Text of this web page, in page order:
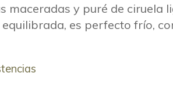
maceradas y puré de ciruela
equilibrada, es perfecto frío,